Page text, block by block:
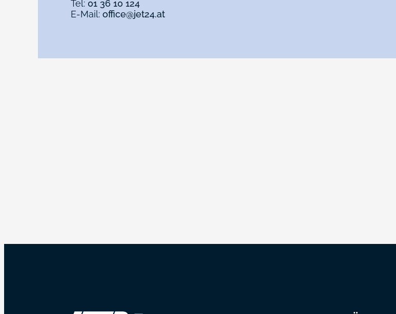
Tel: 01 36 10 124
E-Mail:office@jet24.at